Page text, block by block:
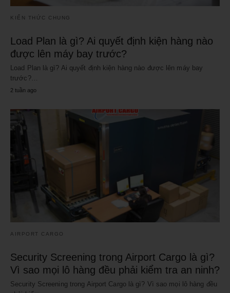
KIẾN THỨC CHUNG
Load Plan là gì? Ai quyết định kiện hàng nào
được lên máy bay trước?
Load Plan là gì? Ai quyết định kiện hàng nào được lên máy bay
trước?…
2 tuần ago
AIRPORT CARGO
Security Screening trong Airport Cargo là gì?
Vì sao mọi lô hàng đều phải kiểm tra an ninh?
Security Screening trong Airport Cargo là gì? Vì sao mọi lô hàng đều